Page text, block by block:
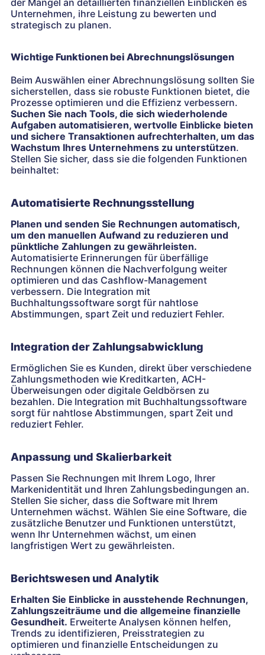
der Mangel an detaillierten finanziellen Einblicken es
Unternehmen, ihre Leistung zu bewerten und
strategisch zu planen.
Wichtige Funktionen bei Abrechnungslösungen
Beim Auswählen einer Abrechnungslösung sollten Sie
sicherstellen, dass sie robuste Funktionen bietet, die
Prozesse optimieren und die Effizienz verbessern.
Suchen Sie nach Tools, die sich wiederholende
Aufgaben automatisieren, wertvolle Einblicke bieten
und sichere Transaktionen aufrechterhalten, um das
Wachstum Ihres Unternehmens zu unterstützen.
Stellen Sie sicher, dass sie die folgenden Funktionen
beinhaltet:
Automatisierte Rechnungsstellung
Planen und senden Sie Rechnungen automatisch,
um den manuellen Aufwand zu reduzieren und
pünktliche Zahlungen zu gewährleisten.
Automatisierte Erinnerungen für überfällige
Rechnungen können die Nachverfolgung weiter
optimieren und das Cashflow-Management
verbessern. Die Integration mit
Buchhaltungssoftware sorgt für nahtlose
Abstimmungen, spart Zeit und reduziert Fehler.
Integration der Zahlungsabwicklung
Ermöglichen Sie es Kunden, direkt über verschiedene
Zahlungsmethoden wie Kreditkarten, ACH-
Überweisungen oder digitale Geldbörsen zu
bezahlen. Die Integration mit Buchhaltungssoftware
sorgt für nahtlose Abstimmungen, spart Zeit und
reduziert Fehler.
Anpassung und Skalierbarkeit
Passen Sie Rechnungen mit Ihrem Logo, Ihrer
Markenidentität und Ihren Zahlungsbedingungen an.
Stellen Sie sicher, dass die Software mit Ihrem
Unternehmen wächst. Wählen Sie eine Software, die
zusätzliche Benutzer und Funktionen unterstützt,
wenn Ihr Unternehmen wächst, um einen
langfristigen Wert zu gewährleisten.
Berichtswesen und Analytik
Erhalten Sie Einblicke in ausstehende Rechnungen,
Zahlungszeiträume und die allgemeine finanzielle
Gesundheit. Erweiterte Analysen können helfen,
Trends zu identifizieren, Preisstrategien zu
optimieren und finanzielle Entscheidungen zu